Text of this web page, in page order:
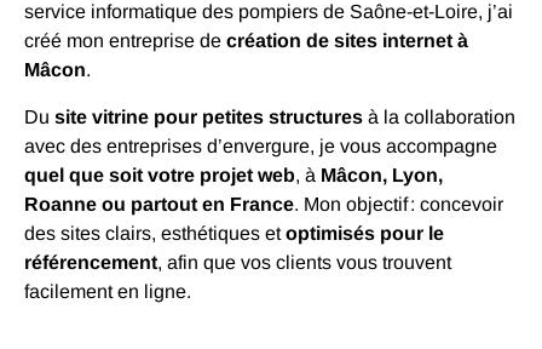
service informatique des pompiers de Saône-et-Loire, j’ai
créé mon entreprise de création de sites internet à
Mâcon.
Du site vitrine pour petites structures à la collaboration
avec des entreprises d’envergure, je vous accompagne
quel que soit votre projet web, à Mâcon, Lyon,
Roanne ou partout en France. Mon objectif : concevoir
des sites clairs, esthétiques etoptimisés pour le
référencement, afin que vos clients vous trouvent
facilement en ligne.